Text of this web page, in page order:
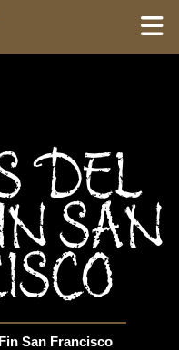
DEL
SAN
San Francisco